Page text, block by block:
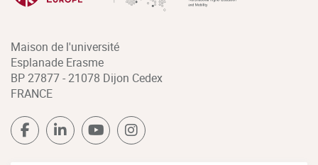
Maison de l'université
Esplanade Erasme
BP 27877 - 21078 Dijon Cedex
FRANCE